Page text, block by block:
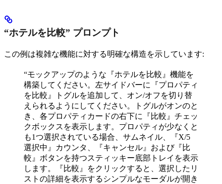
“ホテルを比較” プロンプト
この例は複雑な機能に対する明確な構造を示しています:
“モックアップのような『ホテルを比較』機能を
構築してください。左サイドバーに『プロパティ
を比較』トグルを追加して、オン/オフを切り替
えられるようにしてください。トグルがオンのと
き、各プロパティカードの右下に『比較』チェッ
クボックスを表示します。プロパティが少なくと
も1つ選択されている場合、サムネイル、『X/5
選択中』カウンタ、『キャンセル』および『比
較』ボタンを持つスティッキー底部トレイを表示
します。『比較』をクリックすると、選択したリ
ストの詳細を表示するシンプルなモーダルが開き